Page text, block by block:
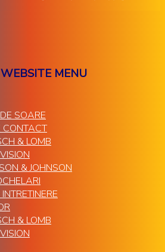
WEBSITE MENU
SOARE
CONTACT
& LOMB
& JOHNSON
& LOMB